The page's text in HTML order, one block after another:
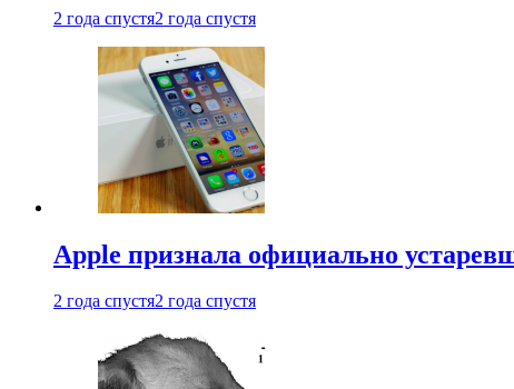
2 года спустя2 года спустя
Apple признала официально
2 года спустя2 года спустя